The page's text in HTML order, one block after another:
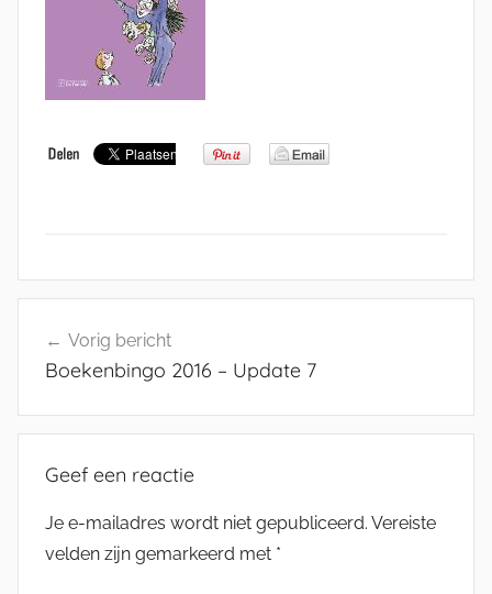
navigatie
Vorig bericht
Boekenbingo 2016 – Update 7
Geef een reactie
Je e-mailadres wordt niet gepubliceerd. Vereiste
velden zijn gemarkeerd met *